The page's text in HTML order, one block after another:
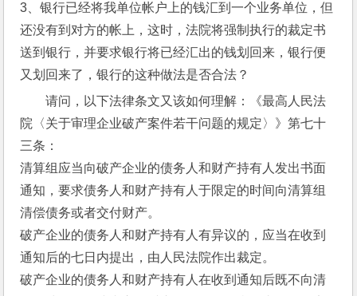
3、银行已经将我单位帐户上的钱汇到一个业务单位，但
还没有到对方的帐上，这时，法院将强制执行的裁定书
送到银行，并要求银行将已经汇出的钱划回来，银行便
又划回来了，银行的这种做法是否合法？
请问，以下法律条文又该如何理解：《最高人民法
院〈关于审理企业破产案件若干问题的规定〉》第七十
三条：
清算组应当向破产企业的债务人和财产持有人发出书面
通知，要求债务人和财产持有人于限定的时间向清算组
清偿债务或者交付财产。
破产企业的债务人和财产持有人有异议的，应当在收到
通知后的七日内提出，由人民法院作出裁定。
破产企业的债务人和财产持有人在收到通知后既不向清